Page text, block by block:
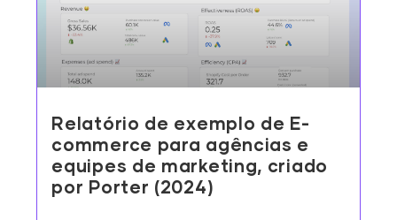
Relatório de exemplo de E-
commerce para agências e
equipes de marketing, criado
por Porter (2024)